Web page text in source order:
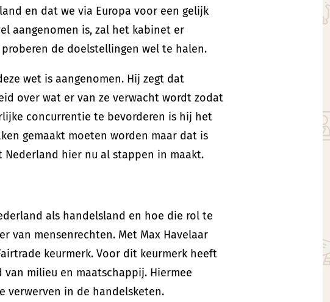
en dat we via Europa voor een gelijk
aangenomen is, zal het kabinet er
de doelstellingen wel te halen.
wet is aangenomen. Hij zegt dat
over wat er van ze verwacht wordt zodat
concurrentie te bevorderen is hij het
gemaakt moeten worden maar dat is
Nederland hier nu al stappen in maakt.
als handelsland en hoe die rol te
van mensenrechten. Met Max Havelaar
keurmerk. Voor dit keurmerk heeft
milieu en maatschappij. Hiermee
verwerven in de handelsketen.